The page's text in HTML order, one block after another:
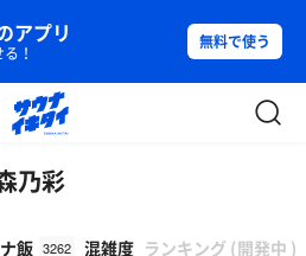
アプリ
！
無料で使う
乃彩
飯 3262 混雑度 ランキング (開発中 )